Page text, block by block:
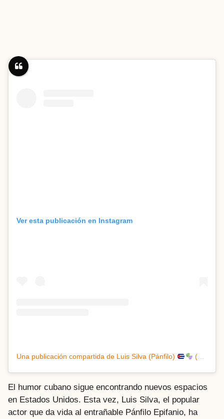
Ver esta publicación en Instagram
Una publicación compartida de Luis Silva (Pánfilo) (@luissilva_panfilo)
El humor cubano sigue encontrando nuevos espacios
en Estados Unidos. Esta vez, Luis Silva, el popular
actor que da vida al entrañable Pánfilo Epifanio, ha